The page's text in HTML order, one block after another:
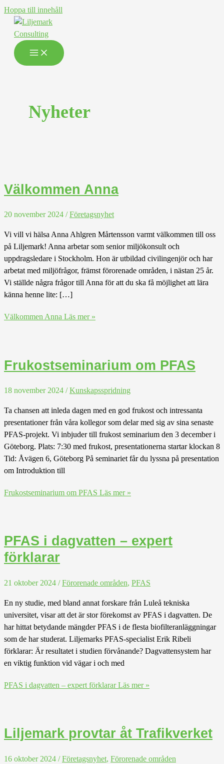
Hoppa till innehåll
Nyheter
Välkommen Anna
20 november 2024 /Företagsnyhet
Vi vill vi hälsa Anna Ahlgren Mårtensson varmt välkommen till oss
på Liljemark! Anna arbetar som senior miljökonsult och
uppdragsledare i Stockholm. Hon är utbildad civilingenjör och har
arbetat med miljöfrågor, främst förorenade områden, i nästan 25 år.
Vi ställde några frågor till Anna för att du ska få möjlighet att lära
känna henne lite: […]
Välkommen Anna Läs mer »
Frukostseminarium om PFAS
18 november 2024 /Kunskapsspridning
Ta chansen att inleda dagen med en god frukost och intressanta
presentationer från våra kollegor som delar med sig av sina senaste
PFAS-projekt. Vi inbjuder till frukost seminarium den 3 december i
Göteborg. Plats: 7:30 med frukost, presentationerna startar klockan 8
Tid: Åvägen 6, Göteborg På seminariet får du lyssna på presentation
om Introduktion till
Frukostseminarium om PFAS Läs mer »
PFAS i dagvatten – expert
förklarar
21 oktober 2024 /Förorenade områden, PFAS
En ny studie, med bland annat forskare från Luleå tekniska
universitet, visar att det är stor förekomst av PFAS i dagvatten. De
har hittat betydande mängder PFAS i de flesta biofilteranläggningar
som de har studerat. Liljemarks PFAS-specialist Erik Ribeli
förklarar: Är resultatet i studien förvånande? Dagvattensystem har
en viktig funktion vid vägar i och med
PFAS i dagvatten – expert förklararLäs mer »
Liljemark provtar åt Trafikverket
16 oktober 2024 /Företagsnyhet, Förorenade områden